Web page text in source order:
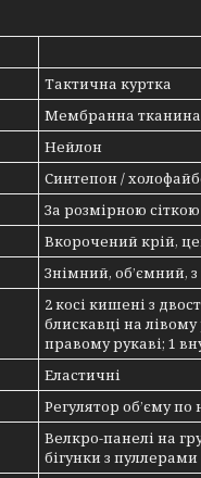
Тактична куртка
Мембранна
Нейлон
Синтепон /
За розмірною сіткою
Вкорочений крій,
Знімний, об’ємний,
2 косі кишені з
блискавці на
правому рукаві; 1
Еластичні
Регулятор об’єму по
Велкро-панелі на
бігунки з пуллерами